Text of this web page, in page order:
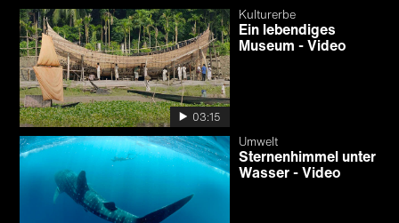
03:15
Kulturerbe
Ein lebendiges
Museum - Video
Umwelt
Sternenhimmel unter
Wasser - Video